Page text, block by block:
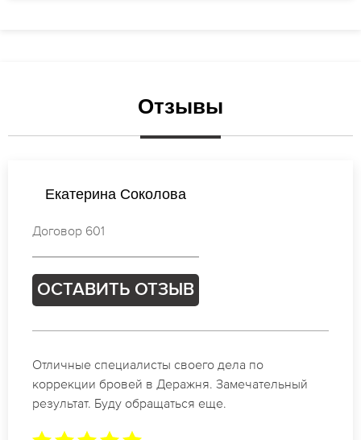
Отзывы
Ксения Смирнова
Договор 797
ОСТАВИТЬ ОТЗЫВ
Спасибо огромное. Заказывала татуаж на свадьбу
в Деражня. За 2 часа все было сделано.